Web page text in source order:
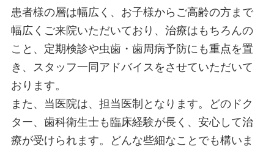
患者様の層は幅広く、お子様からご高齢の方まで
幅広くご来院いただいており、治療はもちろんの
こと、定期検診や虫歯・歯周病予防にも重点を置
き、スタッフ一同アドバイスをさせていただいて
おります。
また、当医院は、担当医制となります。どのドク
ター、歯科衛生士も臨床経験が長く、安心して治
療が受けられます。どんな些細なことでも構いま